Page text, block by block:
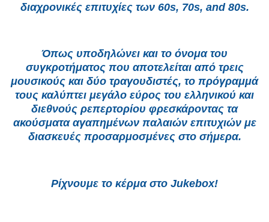
διαχρονικές επιτυχίες των 60s, 70s, and 80s.
Όπως υποδηλώνει και το όνομα του
συγκροτήματος που αποτελείται από τρεις
μουσικούς και δύο τραγουδιστές, το πρόγραμμά
τους καλύπτει μεγάλο εύρος του ελληνικού και
διεθνούς ρεπερτορίου φρεσκάροντας τα
ακούσματα αγαπημένων παλαιών επιτυχιών με
διασκευές προσαρμοσμένες στο σήμερα.
Ρίχνουμε το κέρμα στο Jukebox!